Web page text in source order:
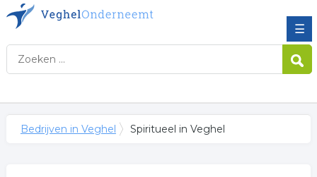
☰
Bedrijven in Veghel Spiritueel in Veghel